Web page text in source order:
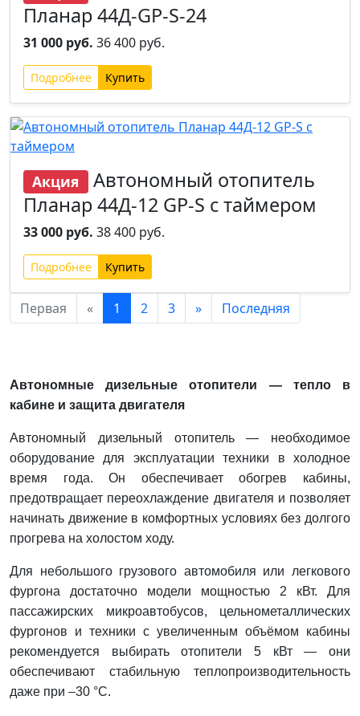
Планар 44Д-GP-S-24
31 000 руб. 36 400 руб.
Подробнее
Акция Автономный отопитель
Планар 44Д-12 GP-S с таймером
33 000 руб. 38 400 руб.
Подробнее
Первая « 1 2 3 » Последняя
Автономные дизельные отопители — тепло в
кабине и защита двигателя
Автономный дизельный отопитель — необходимое
оборудование для эксплуатации техники в холодное
время года. Он обеспечивает обогрев кабины,
предотвращает переохлаждение двигателя и позволяет
начинать движение в комфортных условиях без долгого
прогрева на холостом ходу.
Для небольшого грузового автомобиля или легкового
фургона достаточно модели мощностью 2 кВт. Для
пассажирских микроавтобусов, цельнометаллических
фургонов и техники с увеличенным объёмом кабины
рекомендуется выбирать отопители 5 кВт — они
обеспечивают стабильную теплопроизводительность
даже при –30 °C.